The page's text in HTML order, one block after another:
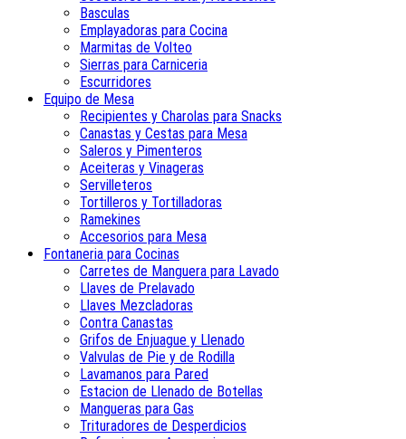
Basculas
Emplayadoras para Cocina
Marmitas de Volteo
Sierras para Carniceria
Escurridores
Equipo de Mesa
Recipientes y Charolas para Snacks
Canastas y Cestas para Mesa
Saleros y Pimenteros
Aceiteras y Vinageras
Servilleteros
Tortilleros y Tortilladoras
Ramekines
Accesorios para Mesa
Fontaneria para Cocinas
Carretes de Manguera para Lavado
Llaves de Prelavado
Llaves Mezcladoras
Contra Canastas
Grifos de Enjuague y Llenado
Valvulas de Pie y de Rodilla
Lavamanos para Pared
Estacion de Llenado de Botellas
Mangueras para Gas
Trituradores de Desperdicios